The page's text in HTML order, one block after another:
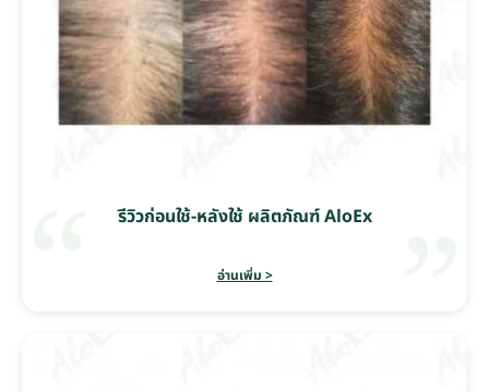
รีวิวก่อนใช้-หลังใช้ ผลิตภัณฑ์ AloEx
อ่านเพิ่ม >